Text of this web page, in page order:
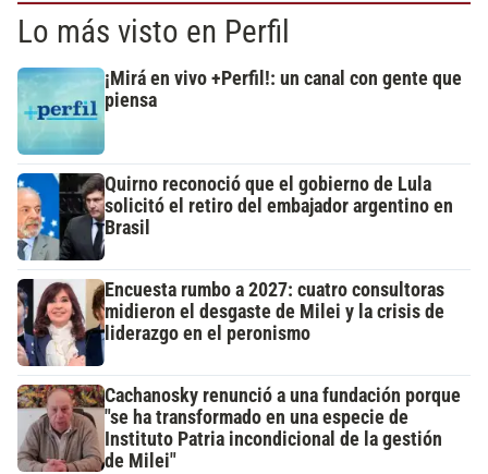
Lo más visto en Perfil
¡Mirá en vivo +Perfil!: un canal con gente que
piensa
Quirno reconoció que el gobierno de Lula
solicitó el retiro del embajador argentino en
Brasil
Encuesta rumbo a 2027: cuatro consultoras
midieron el desgaste de Milei y la crisis de
liderazgo en el peronismo
Cachanosky renunció a una fundación porque
"se ha transformado en una especie de
Instituto Patria incondicional de la gestión
de Milei"